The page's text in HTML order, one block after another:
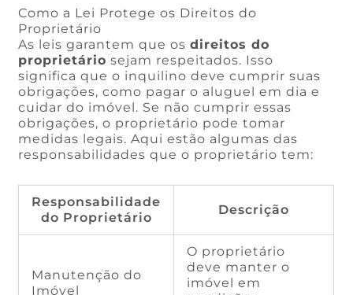
Como a Lei Protege os Direitos do
Proprietário
As leis garantem que osdireitos do
proprietário sejam respeitados. Isso
significa que o inquilino deve cumprir suas
obrigações, como pagar o aluguel em dia e
cuidar do imóvel. Se não cumprir essas
obrigações, o proprietário pode tomar
medidas legais. Aqui estão algumas das
responsabilidades que o proprietário tem:
Responsabilidade
do Proprietário
Descrição
Manutenção do
Imóvel
O proprietário
deve manter o
imóvel em